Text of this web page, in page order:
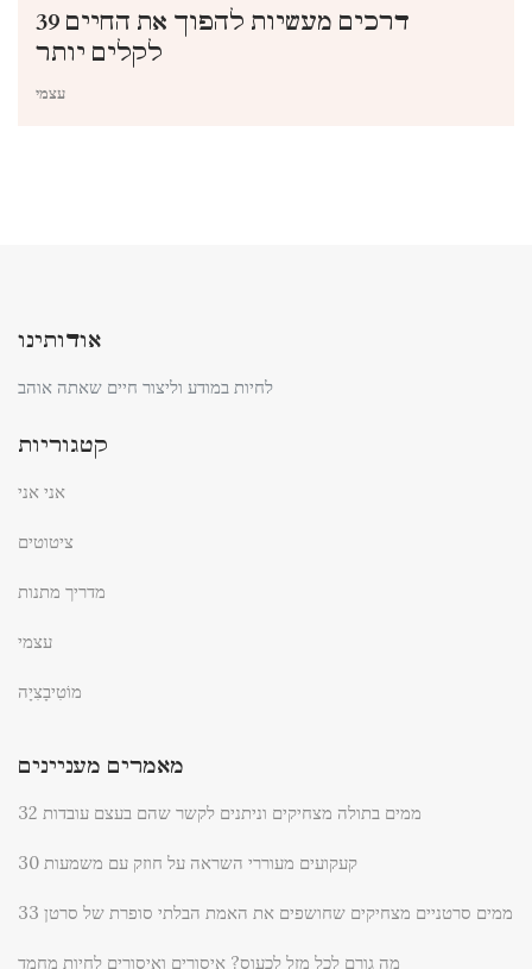
39 דרכים מעשיות להפוך את החיים
לקלים יותר
עצמי
אודותינו
לחיות במודע וליצור חיים שאתה אוהב
קטגוריות
אני אני
ציטוטים
מדריך מתנות
עצמי
מוֹטִיבָצִיָה
מאמרים מעניינים
32 ממים בתולה מצחיקים וניתנים לקשר שהם בעצם עובדות
30 קעקועים מעוררי השראה על חוזק עם משמעות
33 ממים סרטניים מצחיקים שחושפים את האמת הבלתי סופרת של סרטן
מה גורם לכל מזל לכעוס? איסורים ואיסורים לחיות מחמד